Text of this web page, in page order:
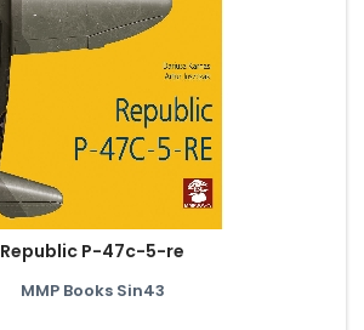
Republic P-47c-5-re
MMP Books Sin43